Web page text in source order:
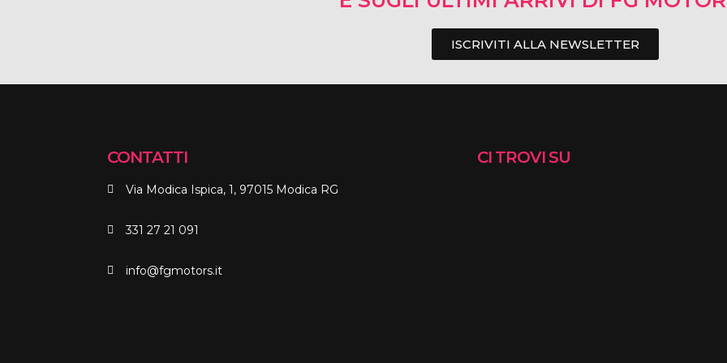
ISCRIVITI ALLA NEWSLETTER
CONTATTI
Via Modica Ispica, 1, 97015 Modica RG
331 27 21 091
info@fgmotors.it
CI TROVI SU